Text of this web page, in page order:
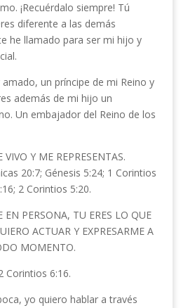
¡Recuérdalo siempre! Tú
diferente a las demás
he llamado para ser mi hijo y
un príncipe de mi Reino y
además de mi hijo un
Un embajador del Reino de los
VIVO Y ME REPRESENTAS.
20:7; Génesis 5:24; 1 Corintios
2 Corintios 5:20.
EN PERSONA, TU ERES LO QUE
ACTUAR Y EXPRESARME A
MOMENTO.
Corintios 6:16.
yo quiero hablar a través